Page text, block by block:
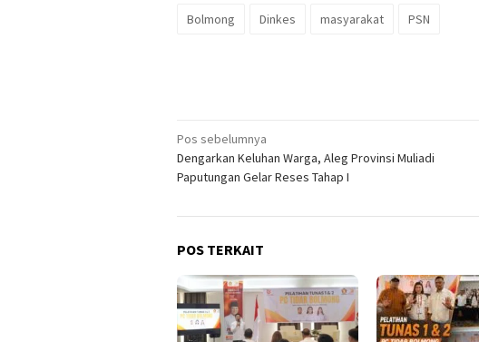
Bolmong Dinkes masyarakat PSN
Navigasi
pos
Pos sebelumnya
Dengarkan Keluhan Warga, Aleg Provinsi Muliadi
Paputungan Gelar Reses Tahap I
POS TERKAIT